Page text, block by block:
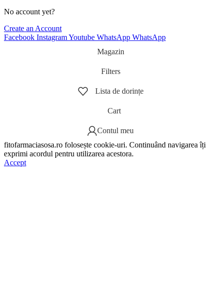
No account yet?
Create an Account
Facebook InstagramYoutube WhatsApp WhatsApp
Magazin
Filters
Lista de dorințe
Cart
Contul meu
fitofarmaciasosa.ro folosește cookie-uri. Continuând navigarea îți
exprimi acordul pentru utilizarea acestora.
Accept